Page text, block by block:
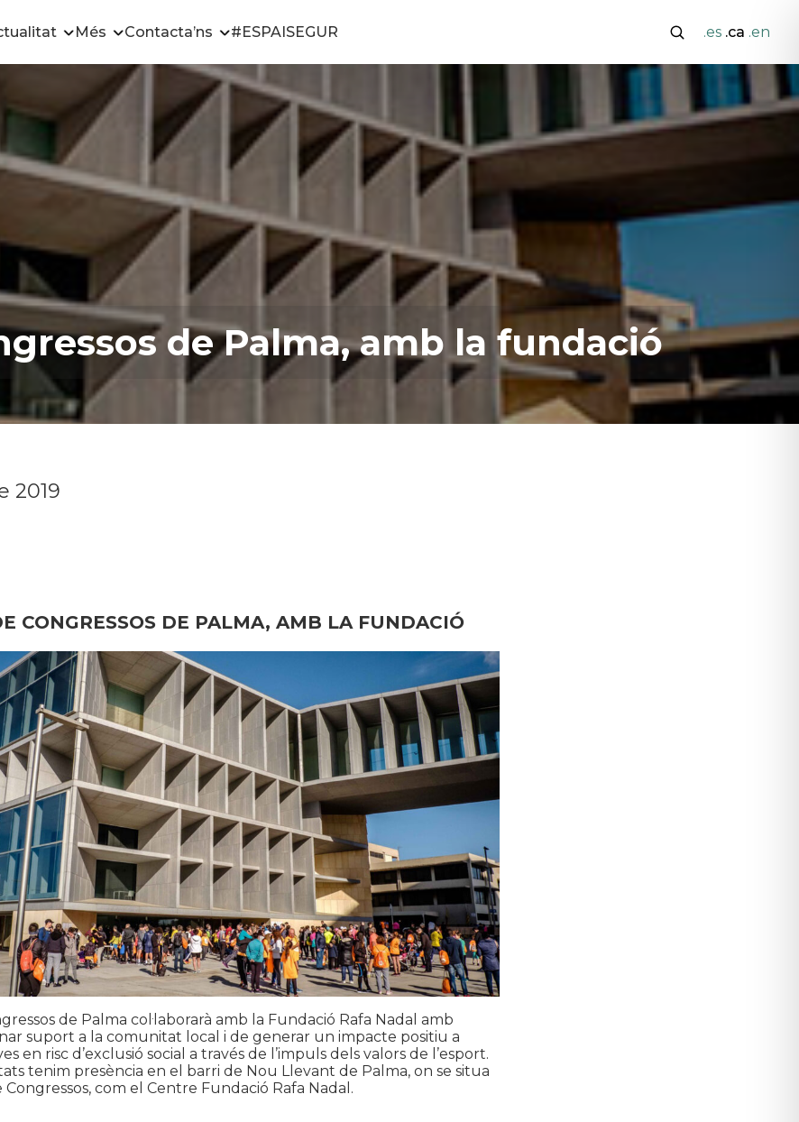
Més Contacta’ns #ESPAISEGUR .es .ca .en
de Palma, amb la fundació
2019
CONGRESSOS DE PALMA, AMB LA FUNDACIÓ
de Palma col·laborarà amb la Fundació Rafa Nadal amb
suport a la comunitat local i de generar un impacte positiu a
en risc d’exclusió social a través de l’impuls dels valors de l’esport.
tenim presència en el barri de Nou Llevant de Palma, on se situa
com el Centre Fundació Rafa Nadal.